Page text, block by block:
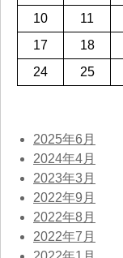
10
11
17
18
24
25
2025年6月
2024年4月
2023年3月
2022年9月
2022年8月
2022年7月